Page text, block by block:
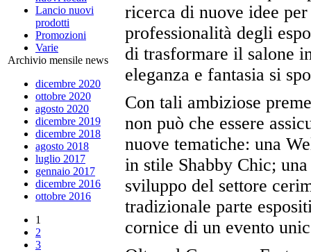
Lancio nuovi
prodotti
Promozioni
Varie
Archivio mensile news
dicembre 2020
ottobre 2020
agosto 2020
dicembre 2019
dicembre 2018
agosto 2018
luglio 2017
gennaio 2017
dicembre 2016
ottobre 2016
1
2
3
ricerca di nuove idee
professionalità degli
di trasformare il salone
eleganza e fantasia si
Con tali ambiziose
non può che essere
nuove tematiche: una
in stile Shabby Chic;
sviluppo del settore
tradizionale parte
cornice di un evento